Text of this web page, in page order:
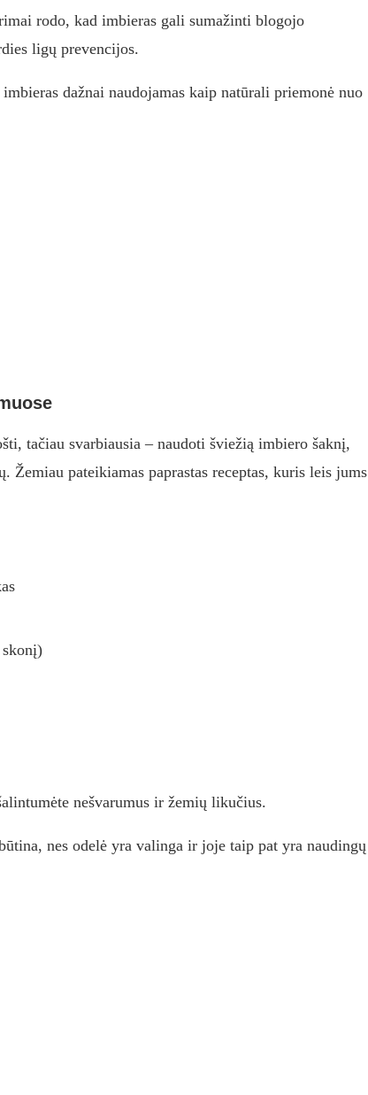
rodo, kad imbieras gali sumažinti blogojo
ligų prevencijos.
dažnai naudojamas kaip natūrali priemonė nuo
tačiau svarbiausia – naudoti šviežią imbiero šaknį,
Žemiau pateikiamas paprastas receptas, kuris leis jums
skonį)
nešvarumus ir žemių likučius.
nes odelė yra valinga ir joje taip pat yra naudingų